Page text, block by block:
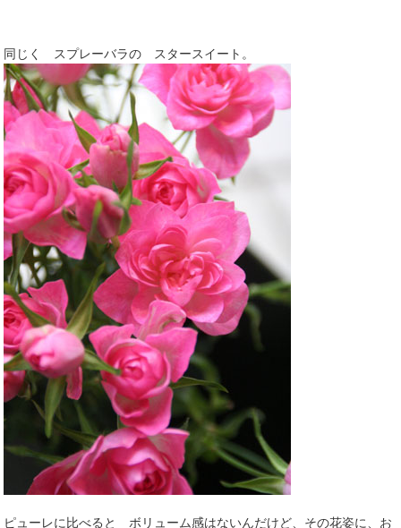
同じく スプレーバラの スタースイート。
ピューレに比べると ボリューム感はないんだけど、その花姿に、お